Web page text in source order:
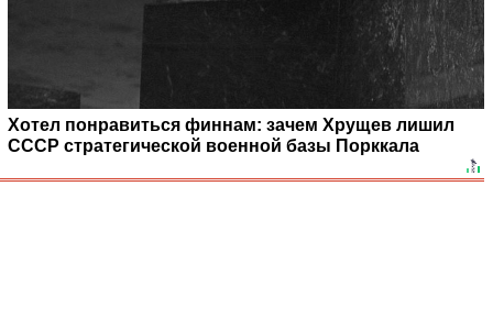
Хотел понравиться финнам: зачем Хрущев лишил
СССР стратегической военной базы Порккала